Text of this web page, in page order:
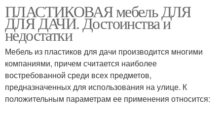
Мебель из пластика Студия с кухней
Кухня в маленькой Мебели на маленькой
ПЛАСТИКОВАЯ мебель ДЛЯ
ДЛЯ ДАЧИ. Достоинства и
недостатки
Мебель из пластиков для дачи производится многими
компаниями, причем считается наиболее
востребованной среди всех предметов,
предназначенных для использования на улице. К
положительным параметрам ее применения относится: